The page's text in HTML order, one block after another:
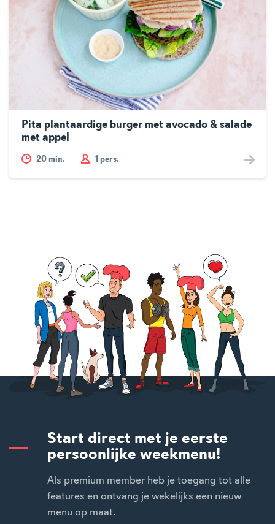
Pita plantaardige burger met avocado & salade
met appel
20 min. 1 pers.
Start direct met je eerste
persoonlijke weekmenu!
Als premium member heb je toegang tot alle
features en ontvang je wekelijks een nieuw
menu op maat.